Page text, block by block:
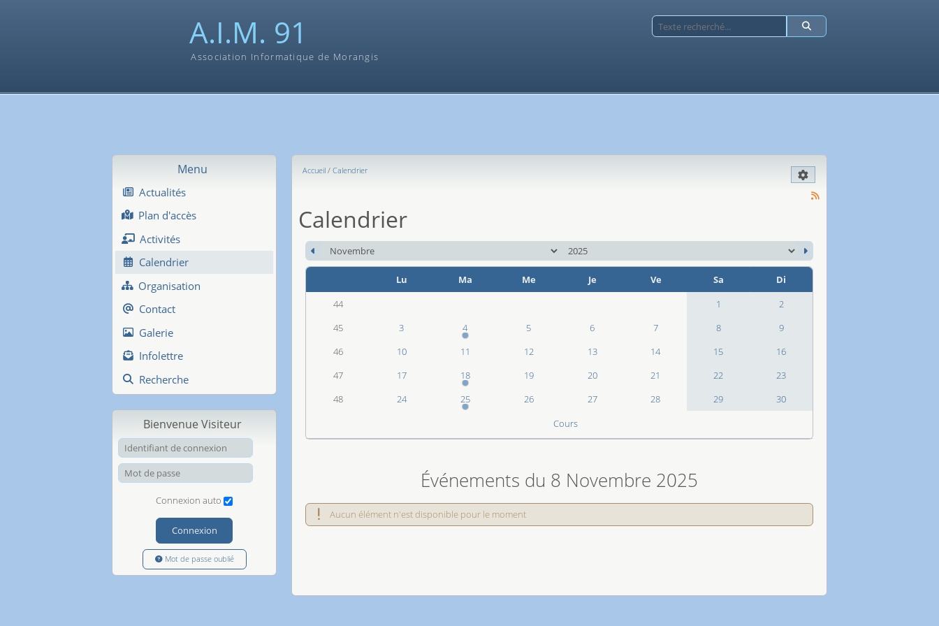
A.I.M. 91
Association Informatique de Morangis
Menu
Actualités
Plan d'accès
Activités
Calendrier
Organisation
Contact
Galerie
Infolettre
Recherche
Bienvenue Visiteur
Identifiant de connexion
Mot de passe
Connexion auto
Connexion
Mot de passe oublié
Accueil Calendrier
Calendrier
mois
an
Lu Ma Me Je Ve Sa
Di
44
1
2
45
3 4 5 6 7 8
9
46
10 11 12 13 14 15
16
47
17 18 19 20 21 22
23
48
24 25 26 27 28 29
30
Cours
Événements du 8 Novembre 2025
Aucun élément n'est disponible pour le moment